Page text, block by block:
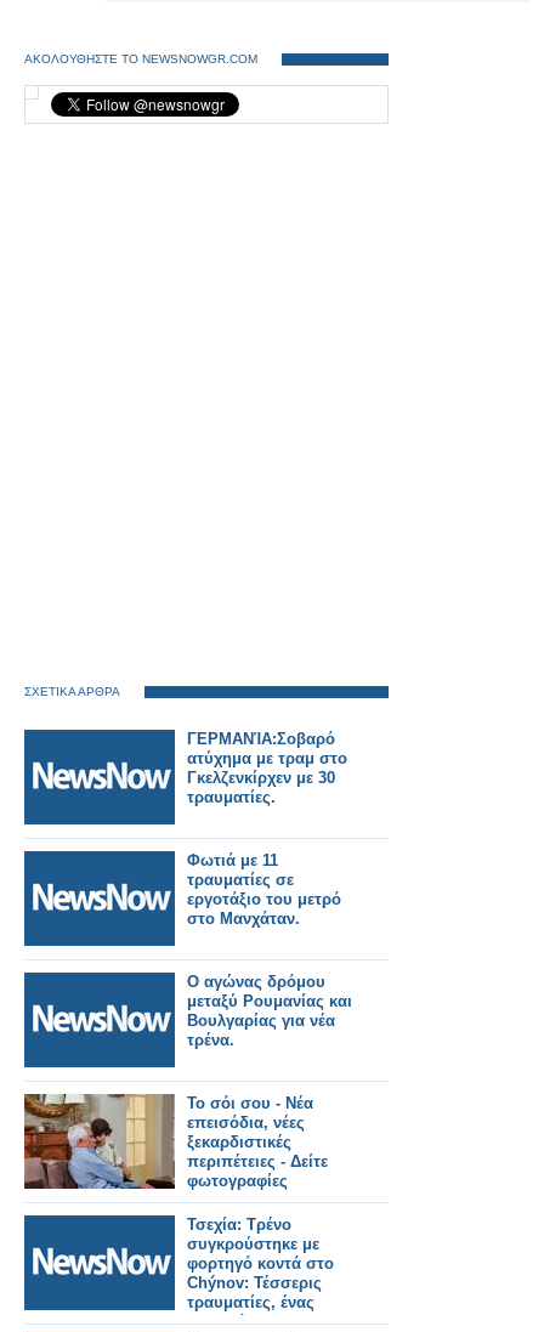
ΑΚΟΛΟΥΘΗΣΤΕ ΤΟ NEWSNOWGR.COM
ΣΧΕΤΙΚΑ ΑΡΘΡΑ
ΓΕΡΜΑΝΊΑ:Σοβαρό
ατύχημα με τραμ στο
Γκελζενκίρχεν με 30
τραυματίες.
Φωτιά με 11
τραυματίες σε
εργοτάξιο του μετρό
στο Μανχάταν.
Ο αγώνας δρόμου
μεταξύ Ρουμανίας και
Βουλγαρίας για νέα
τρένα.
Το σόι σου - Νέα
επεισόδια, νέες
ξεκαρδιστικές
περιπέτειες - Δείτε
φωτογραφίες
Τσεχία: Τρένο
συγκρούστηκε με
φορτηγό κοντά στο
Chýnov: Τέσσερις
τραυματίες, ένας
σοβαρά.